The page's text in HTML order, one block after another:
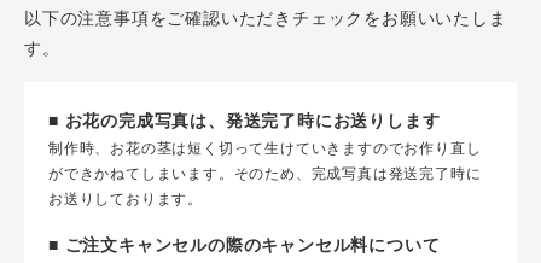
以下の注意事項をご確認いただきチェックをお願いいたしま
す。
■ お花の完成写真は、発送完了時にお送りします
制作時、お花の茎は短く切って生けていきますのでお作り直し
ができかねてしまいます。そのため、完成写真は発送完了時に
お送りしております。
■ ご注文キャンセルの際のキャンセル料について